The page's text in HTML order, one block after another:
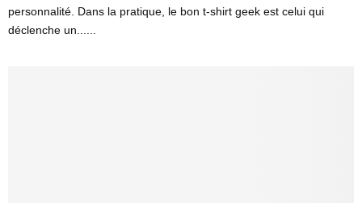
personnalité. Dans la pratique, le bon t-shirt geek est celui qui
déclenche un......